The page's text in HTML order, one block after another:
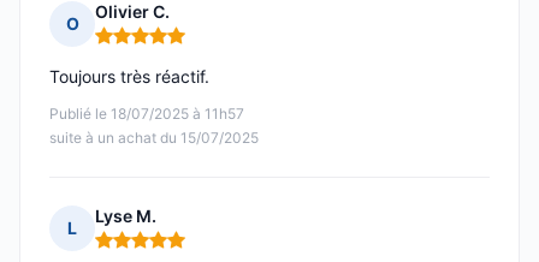
O
Olivier C.
Note : 5 sur 5
Publié le 18/07/2025 à 11h57
suite à un achat du 15/07/2025
Toujours très réactif.
L
Lyse M.
Note : 5 sur 5